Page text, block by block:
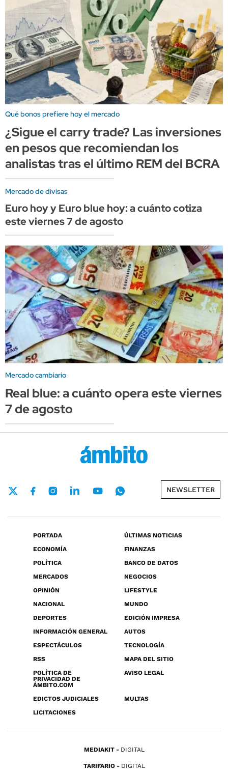
Qué bonos prefiere hoy el mercado
¿Sigue el carry trade? Las inversiones
en pesos que recomiendan los
analistas tras el último REM del BCRA
Mercado de divisas
Euro hoy y Euro blue hoy: a cuánto cotiza
este viernes 7 de agosto
Mercado cambiario
Real blue: a cuánto opera este viernes
7 de agosto
NEWSLETTER
PORTADA
ÚLTIMAS NOTICIAS
ECONOMÍA
FINANZAS
POLÍTICA
BANCO DE DATOS
MERCADOS
NEGOCIOS
OPINIÓN
LIFESTYLE
NACIONAL
MUNDO
DEPORTES
EDICIÓN IMPRESA
INFORMACIÓN GENERAL
AUTOS
ESPECTÁCULOS
TECNOLOGÍA
RSS
MAPA DEL SITIO
POLÍTICA DE
PRIVACIDAD DE
ÁMBITO.COM
AVISO LEGAL
EDICTOS JUDICIALES
MULTAS
LICITACIONES
MEDIAKIT DIGITAL
TARIFARIO DIGITAL